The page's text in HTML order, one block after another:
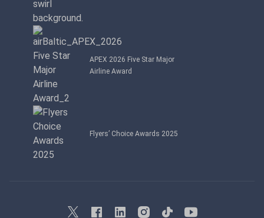
APEX 2026 Five Star Major
Airline Award
Flyers’ Choice Awards 2025